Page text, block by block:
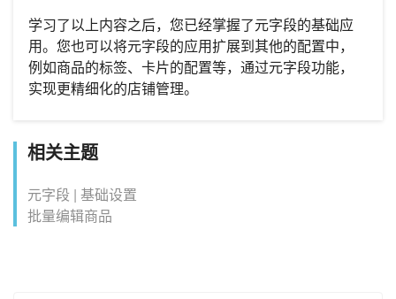
学习了以上内容之后，您已经掌握了元字段的基础应
用。您也可以将元字段的应用扩展到其他的配置中，
例如商品的标签、卡片的配置等，通过元字段功能，
实现更精细化的店铺管理。
相关主题
元字段 | 基础设置
批量编辑商品